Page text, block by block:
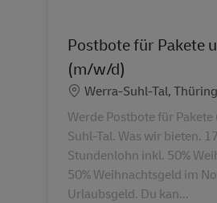
Postbote für Pakete
(m/w/d)
Standort
Werra-Suhl-Tal,
Werde Postbote für
Suhl-Tal. Was wir bieten.
Stundenlohn inkl. 50%
50% Weihnachtsgeld im
Urlaubsgeld. Du kan...